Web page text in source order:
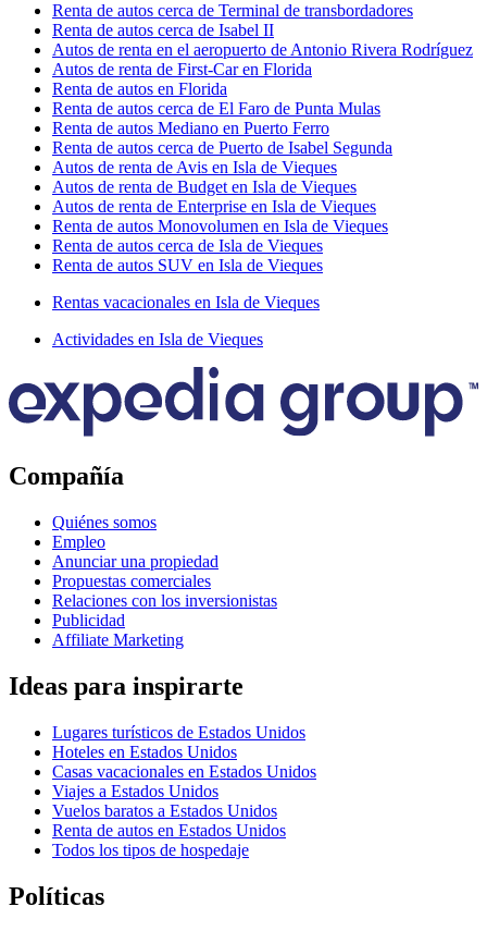
Renta de autos cerca de Terminal de transbordadores
Renta de autos cerca de Isabel II
Autos de renta en el aeropuerto de Antonio Rivera Rodríguez
Autos de renta de First-Car en Florida
Renta de autos en Florida
Renta de autos cerca de El Faro de Punta Mulas
Renta de autos Mediano en Puerto Ferro
Renta de autos cerca de Puerto de Isabel Segunda
Autos de renta de Avis en Isla de Vieques
Autos de renta de Budget en Isla de Vieques
Autos de renta de Enterprise en Isla de Vieques
Renta de autos Monovolumen en Isla de Vieques
Renta de autos cerca de Isla de Vieques
Renta de autos SUV en Isla de Vieques
Rentas vacacionales en Isla de Vieques
Actividades en Isla de Vieques
Compañía
Quiénes somos
Empleo
Anunciar una propiedad
Propuestas comerciales
Relaciones con los inversionistas
Publicidad
Affiliate Marketing
Ideas para inspirarte
Lugares turísticos de Estados Unidos
Hoteles en Estados Unidos
Casas vacacionales en Estados Unidos
Viajes a Estados Unidos
Vuelos baratos a Estados Unidos
Renta de autos en Estados Unidos
Todos los tipos de hospedaje
Políticas